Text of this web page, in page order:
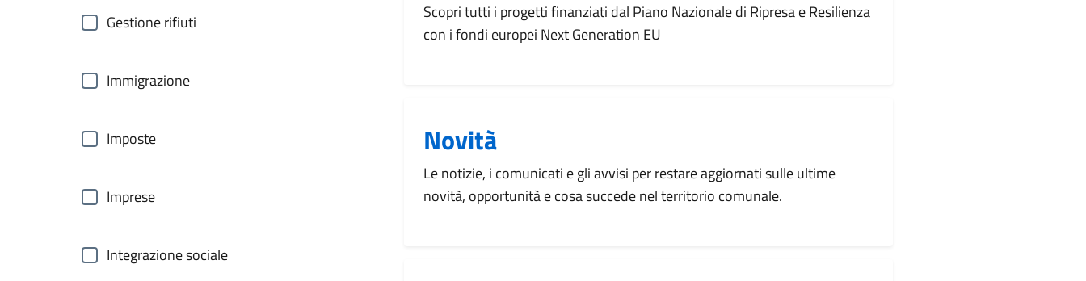
Gestione rifiuti
Immigrazione
Imposte
Imprese
Integrazione sociale
Scopri tutti i progetti finanziati dal Piano Nazionale di Ripresa e Resilienza
con i fondi europei Next Generation EU
Novità
Le notizie, i comunicati e gli avvisi per restare aggiornati sulle ultime
novità, opportunità e cosa succede nel territorio comunale.